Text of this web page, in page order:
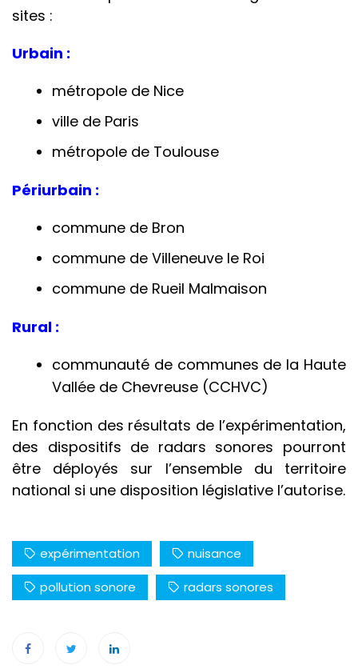
sites :
Urbain :
métropole de Nice
ville de Paris
métropole de Toulouse
Périurbain :
commune de Bron
commune de Villeneuve le Roi
commune de Rueil Malmaison
Rural :
communauté de communes de la Haute
Vallée de Chevreuse (CCHVC)
En fonction des résultats de l’expérimentation,
des dispositifs de radars sonores pourront
être déployés sur l’ensemble du territoire
national si une disposition législative l’autorise.
expérimentation
nuisance
pollution sonore
radars sonores